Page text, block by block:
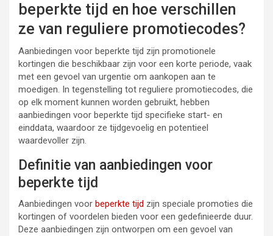
beperkte tijd en hoe verschillen
ze van reguliere promotiecodes?
Aanbiedingen voor beperkte tijd zijn promotionele
kortingen die beschikbaar zijn voor een korte periode, vaak
met een gevoel van urgentie om aankopen aan te
moedigen. In tegenstelling tot reguliere promotiecodes, die
op elk moment kunnen worden gebruikt, hebben
aanbiedingen voor beperkte tijd specifieke start- en
einddata, waardoor ze tijdgevoelig en potentieel
waardevoller zijn.
Definitie van aanbiedingen voor
beperkte tijd
Aanbiedingen voor beperkte tijd zijn speciale promoties die
kortingen of voordelen bieden voor een gedefinieerde duur.
Deze aanbiedingen zijn ontworpen om een gevoel van